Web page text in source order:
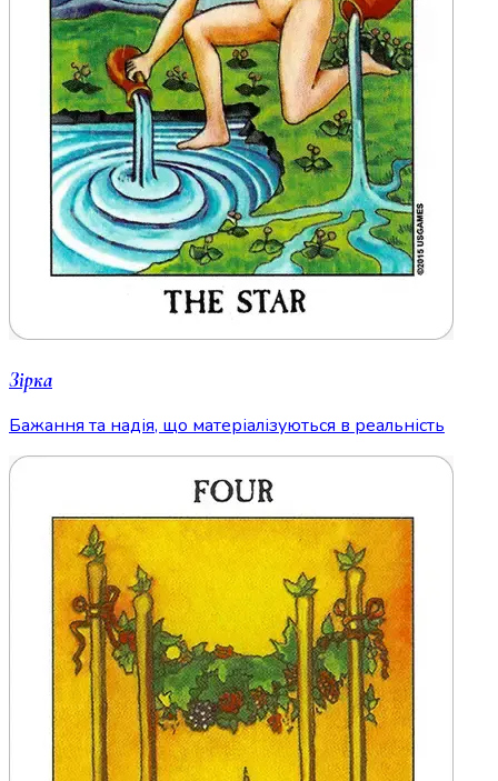
Зірка
Бажання та надія, що матеріалізуються в реальність